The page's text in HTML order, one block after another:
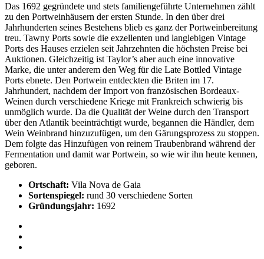
Das 1692 gegründete und stets familiengeführte Unternehmen zählt
zu den Portweinhäusern der ersten Stunde. In den über drei
Jahrhunderten seines Bestehens blieb es ganz der Portweinbereitung
treu. Tawny Ports sowie die exzellenten und langlebigen Vintage
Ports des Hauses erzielen seit Jahrzehnten die höchsten Preise bei
Auktionen. Gleichzeitig ist Taylor’s aber auch eine innovative
Marke, die unter anderem den Weg für die Late Bottled Vintage
Ports ebnete. Den Portwein entdeckten die Briten im 17.
Jahrhundert, nachdem der Import von französischen Bordeaux-
Weinen durch verschiedene Kriege mit Frankreich schwierig bis
unmöglich wurde. Da die Qualität der Weine durch den Transport
über den Atlantik beeinträchtigt wurde, begannen die Händler, dem
Wein Weinbrand hinzuzufügen, um den Gärungsprozess zu stoppen.
Dem folgte das Hinzufügen von reinem Traubenbrand während der
Fermentation und damit war Portwein, so wie wir ihn heute kennen,
geboren.
Ortschaft: Vila Nova de Gaia
Sortenspiegel: rund 30 verschiedene Sorten
Gründungsjahr: 1692